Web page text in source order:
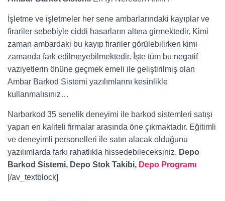
İşletme ve işletmeler her sene ambarlarındaki kayıplar ve
firariler sebebiyle ciddi hasarların altına girmektedir. Kimi
zaman ambardaki bu kayıp firariler görülebilirken kimi
zamanda fark edilmeyebilmektedir. İşte tüm bu negatif
vaziyetlerin önüne geçmek emeli ile geliştirilmiş olan
Ambar Barkod Sistemi yazılımlarını kesinlikle
kullanmalısınız…
Narbarkod 35 senelik deneyimi ile barkod sistemleri satışı
yapan en kaliteli firmalar arasında öne çıkmaktadır. Eğitimli
ve deneyimli personelleri ile satın alacak olduğunu
yazılımlarda farkı rahatlıkla hissedebileceksiniz. Depo
Barkod Sistemi, Depo Stok Takibi, Depo Programı
[/av_textblock]